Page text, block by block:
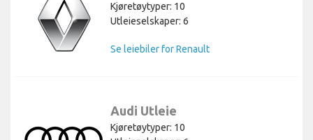
Kjøretøytyper: 10
Utleieselskaper: 6
Se leiebiler for Renault
Audi Utleie
Kjøretøytyper: 10